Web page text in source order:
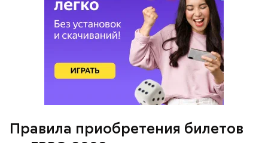
Правила приобретения билетов